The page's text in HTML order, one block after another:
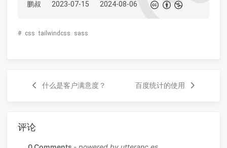
鹏叔 2023-07-15 2024-08-06
# css tailwindcss sass
什么是客户满意度？ 百度统计的使用
评论